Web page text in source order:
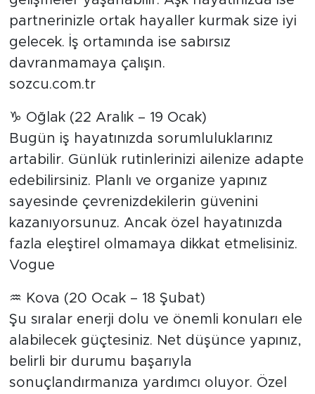
partnerinizle ortak hayaller kurmak size iyi
gelecek. İş ortamında ise sabırsız
davranmamaya çalışın.
sozcu.com.tr
♑ Oğlak (22 Aralık – 19 Ocak)
Bugün iş hayatınızda sorumluluklarınız
artabilir. Günlük rutinlerinizi ailenize adapte
edebilirsiniz. Planlı ve organize yapınız
sayesinde çevrenizdekilerin güvenini
kazanıyorsunuz. Ancak özel hayatınızda
fazla eleştirel olmamaya dikkat etmelisiniz.
Vogue
♒ Kova (20 Ocak – 18 Şubat)
Şu sıralar enerji dolu ve önemli konuları ele
alabilecek güçtesiniz. Net düşünce yapınız,
belirli bir durumu başarıyla
sonuçlandırmanıza yardımcı oluyor. Özel